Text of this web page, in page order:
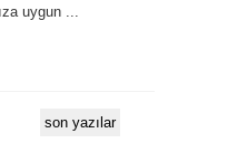
uygun ...
son yazılar